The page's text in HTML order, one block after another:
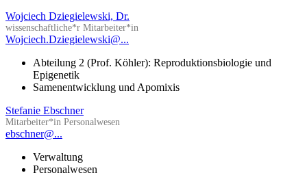
Wojciech Dziegielewski, Dr.
wissenschaftliche*r Mitarbeiter*in
Wojciech.Dziegielewski@...
Abteilung 2 (Prof. Köhler): Reproduktionsbiologie und
Epigenetik
Samenentwicklung und Apomixis
Stefanie Ebschner
Mitarbeiter*in Personalwesen
ebschner@...
Verwaltung
Personalwesen